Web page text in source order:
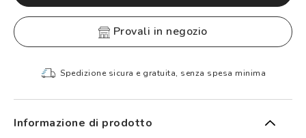
provali in negozio
Spedizione sicura e gratuita, senza spesa minima
Informazione di prodotto